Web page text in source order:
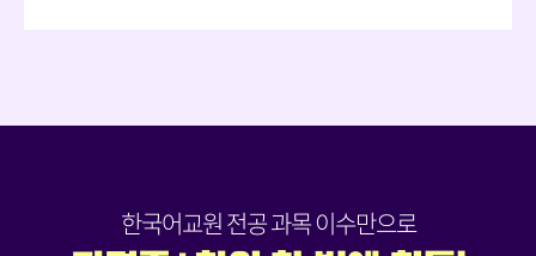
한국어교원 전공 과목 이수만으로